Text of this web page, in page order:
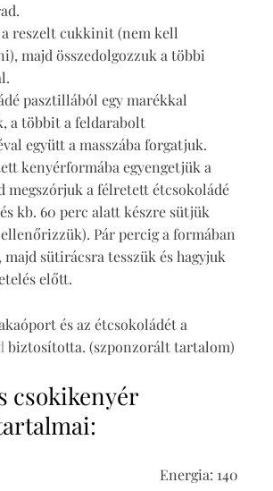
a reszelt cukkinit (nem kell
majd összedolgozzuk a többi
pasztillából egy marékkal
a többit a feldarabolt
együtt a masszába forgatjuk.
kenyérformába egyengetjük a
megszórjuk a félretett étcsokoládé
kb. 60 perc alatt készre sütjük
Pár percig a formában
sütirácsra tesszük és hagyjuk
előtt.
és az étcsokoládét a
biztosította. (szponzorált tartalom)
csokikenyér
Energia: 140